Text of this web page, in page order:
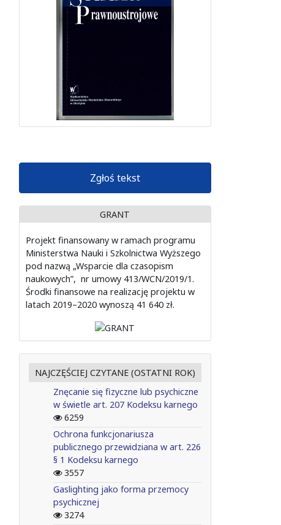
Zgłoś tekst
GRANT
Projekt finansowany w ramach programu
Ministerstwa Nauki i Szkolnictwa Wyższego
pod nazwą „Wsparcie dla czasopism
naukowych”, nr umowy 413/WCN/2019/1.
Środki finansowe na realizację projektu w
latach 2019–2020 wynoszą 41 640 zł.
NAJCZĘŚCIEJ CZYTANE (OSTATNI ROK)
Znęcanie się fizyczne lub psychiczne
w świetle art. 207 Kodeksu karnego
6259
Ochrona funkcjonariusza
publicznego przewidziana w art. 226
§ 1 Kodeksu karnego
3557
Gaslighting jako forma przemocy
psychicznej
3274